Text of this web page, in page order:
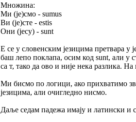
Множина:
Ми (је)смо - sumus
Ви (је)сте - estis
Они (јесу) - sunt
Е се у словенским језицима претвара у
баш лепо поклапа, осим код sunt, али у
са т, тако да ово и није нека разлика.
Ми бисмо по логици, ако прихватимо
језицима, али очигледно нисмо.
Даље седам падежа имају и латински и